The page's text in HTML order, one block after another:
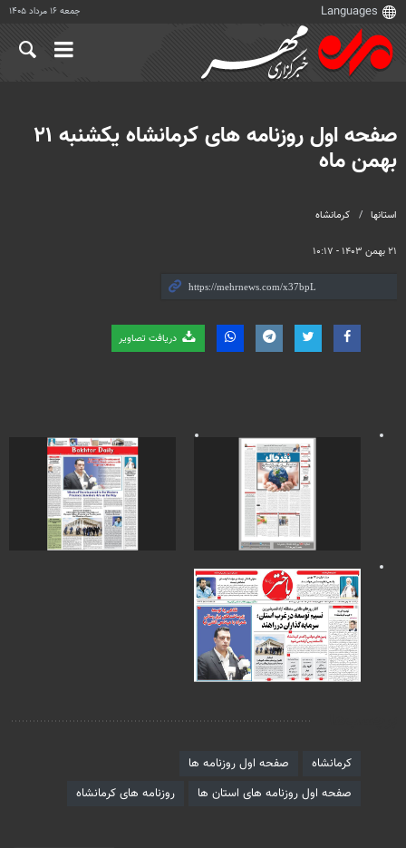
جمعه ۱۶ مرداد ۱۴۰۵
استانها کرمانشاه
۲۱ بهمن ۱۴۰۳ - ۱۰:۱۷
دریافت تصاویر
صفحه اول روزنامه های کرمانشاه یکشنبه ۲۱
بهمن ماه
کرمانشاه
صفحه اول روزنامه ها
صفحه اول روزنامه های استان ها
روزنامه های کرمانشاه